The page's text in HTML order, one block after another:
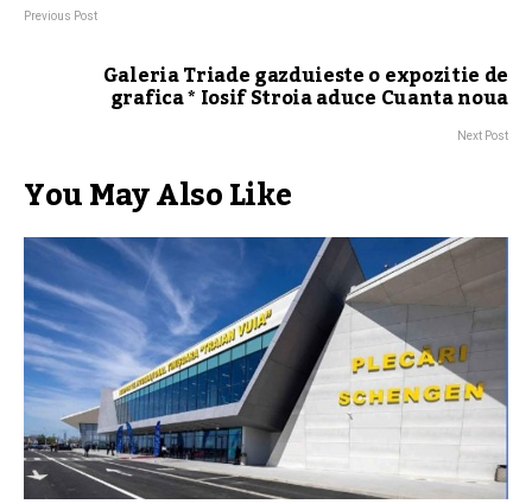
Previous Post
Galeria Triade gazduieste o expozitie de
grafica * Iosif Stroia aduce Cuanta noua
Next Post
You May Also Like